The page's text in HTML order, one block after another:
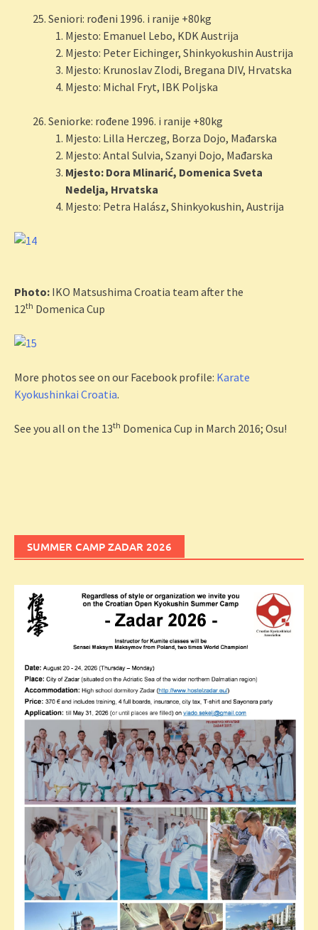
Seniori: rođeni 1996. i ranije +80kg
Mjesto: Emanuel Lebo, KDK Austrija
Mjesto: Peter Eichinger, Shinkyokushin Austrija
Mjesto: Krunoslav Zlodi, Bregana DIV, Hrvatska
Mjesto: Michal Fryt, IBK Poljska
Seniorke: rođene 1996. i ranije +80kg
Mjesto: Lilla Herczeg, Borza Dojo, Mađarska
Mjesto: Antal Sulvia, Szanyi Dojo, Mađarska
Mjesto: Dora Mlinarić, Domenica Sveta
Nedelja, Hrvatska
Mjesto: Petra Halász, Shinkyokushin, Austrija
Photo: IKO Matsushima Croatia team after the
12th Domenica Cup
More photos see on our Facebook profile: Karate
Kyokushinkai Croatia.
See you all on the 13th Domenica Cup in March 2016; Osu!
SUMMER CAMP ZADAR 2026